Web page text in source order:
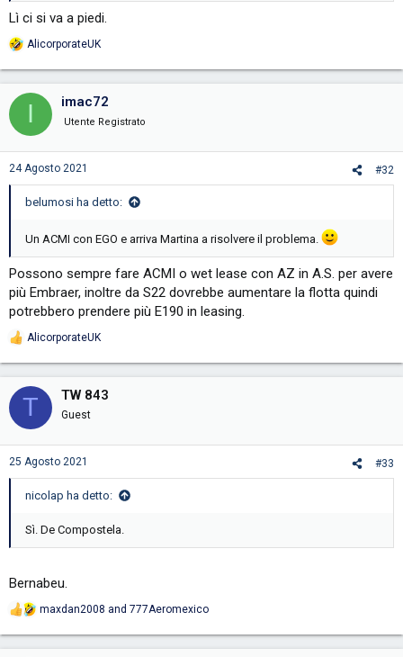
Lì ci si va a piedi.
R
t
i
n
s
AlicorporateUK
I imac72
Utente Registrato
24 Agosto 2021 #32
belumosi ha detto:
Un ACMI con EGO e arriva Martina a risolvere il problema.
Possono sempre fare ACMI o wet lease con AZ in A.S. per avere
più Embraer, inoltre da S22 dovrebbe aumentare la flotta quindi
potrebbero prendere più E190 in leasing.
R
t
i
n
s
AlicorporateUK
T TW 843
Guest
25 Agosto 2021 #33
nicolap ha detto:
Sì. De Compostela.
Bernabeu.
R
maxdan2008 and 777Aeromexico